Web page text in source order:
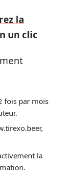
la
un clic
fois par mois
la